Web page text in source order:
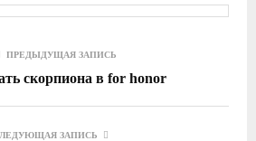
ПРЕДЫДУЩАЯ ЗАПИСЬ
скорпиона в for honor
ЗАПИСЬ